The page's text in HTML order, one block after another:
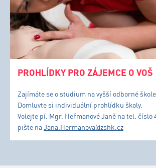
PROHLÍDKY PRO ZÁJEMCE O VOŠ
Zajímáte se o studium na vyšší odborné
Domluvte si individuální prohlídku školy.
Volejte pí. Mgr. Heřmanové Janě na tel. číslo
pište naJana.Hermanova@zshk.cz